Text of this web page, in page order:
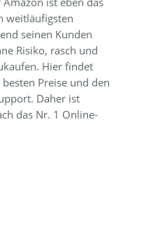
weitläufigsten
seinen Kunden
Risiko, rasch und
Hier findet
Preise und den
Daher ist
das Nr. 1 Online-